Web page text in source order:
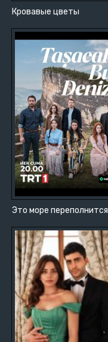
Кровавые цветы
Это море переполнится